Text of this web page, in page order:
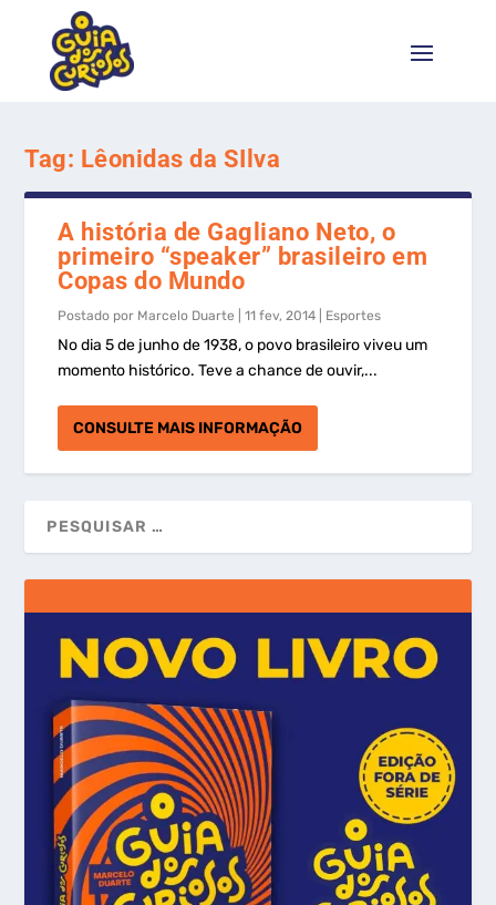
Tag: Lêonidas da SIlva
A história de Gagliano Neto, o
primeiro “speaker” brasileiro em
Copas do Mundo
Postado por Marcelo Duarte |11 fev, 2014 Esportes
No dia 5 de junho de 1938, o povo brasileiro viveu um
momento histórico. Teve a chance de ouvir,...
CONSULTE MAIS INFORMAÇÃO